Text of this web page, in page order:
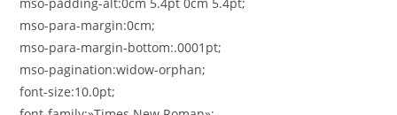
mso-para-margin:0cm;
mso-para-margin-bottom:.0001pt;
mso-pagination:widow-orphan;
font-size:10.0pt;